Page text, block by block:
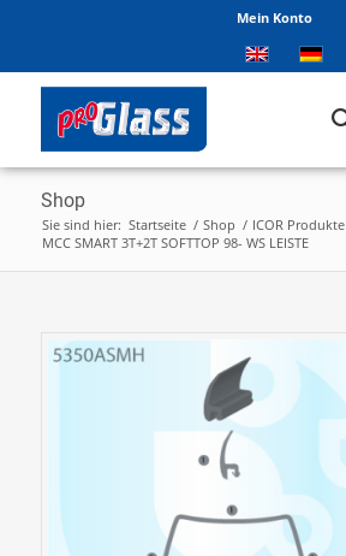
Mein Konto
Shop
Sie sind hier: Startseite / Shop / ICOR Produkte
MCC SMART 3T+2T SOFTTOP 98- WS LEISTE